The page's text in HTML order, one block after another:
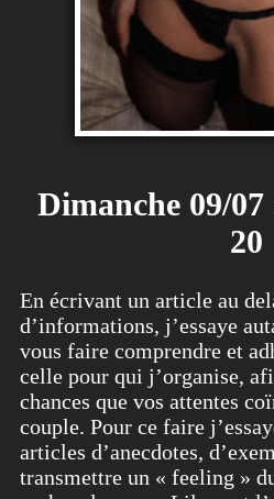
Dimanche 09/
20
En écrivant un article au
d’informations, j’essaye
vous faire comprendre et
celle pour qui j’organise,
chances que vos attentes
couple. Pour ce faire
articles d’anecdotes,
transmettre un « feeling »